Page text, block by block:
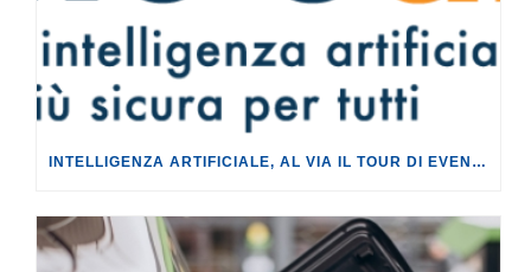
INTELLIGENZA ARTIFICIALE, AL VIA IL TOUR DI EVENTI DEL PROGETTO TU CHE NE SAI?